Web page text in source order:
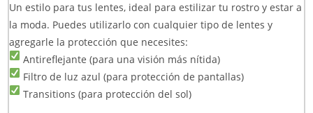
Un estilo para tus lentes, ideal para estilizar tu rostro y estar a
la moda. Puedes utilizarlo con cualquier tipo de lentes y
agregarle la protección que necesites:
Antireflejante (para una visión más nítida)
Filtro de luz azul (para protección de pantallas)
Transitions (para protección del sol)